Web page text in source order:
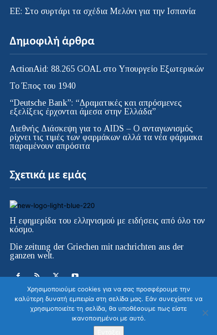
ΕΕ: Στο συρτάρι τα σχέδια Μελόνι για την Ισπανία
Δημοφιλή άρθρα
ActionAid: 88.265 GOAL στο Υπουργείο Εξωτερικών
Το Έπος του 1940
“Deutsche Bank”: “Δραματικές και απρόσμενες
εξελίξεις έρχονται άμεσα στην Ελλάδα”
Διεθνής Διάσκεψη για το AIDS – Ο ανταγωνισμός
ρίχνει τις τιμές των φαρμάκων αλλά τα νέα φάρμακα
παραμένουν απρόσιτα
Σχετικά με εμάς
Η εφημερίδα του ελληνισμού με ειδήσεις από όλο τον
κόσμο.
Die zeitung der Griechen mit nachrichten aus der
ganzen welt.
© ELLINIKI GNOMI • Die Zeitung der
Griechen in Europa | All Rights Reserved |
Χρησιμοποιούμε cookies για να σας προσφέρουμε την
καλύτερη δυνατή εμπειρία στη σελίδα μας. Εάν συνεχίσετε να
χρησιμοποιείτε τη σελίδα, θα υποθέσουμε πως είστε
ικανοποιημένοι με αυτό.